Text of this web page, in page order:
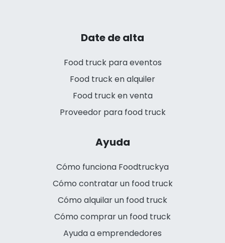
Date de alta
Food truck para eventos
Food truck en alquiler
Food truck en venta
Proveedor para food truck
Ayuda
Cómo funciona Foodtruckya
Cómo contratar un food truck
Cómo alquilar un food truck
Cómo comprar un food truck
Ayuda a emprendedores